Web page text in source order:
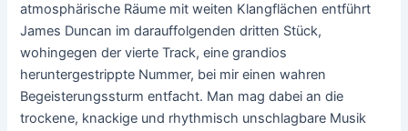
atmosphärische Räume mit weiten Klangflächen entführt
James Duncan im darauffolgenden dritten Stück,
wohingegen der vierte Track, eine grandios
heruntergestrippte Nummer, bei mir einen wahren
Begeisterungssturm entfacht. Man mag dabei an die
trockene, knackige und rhythmisch unschlagbare Musik